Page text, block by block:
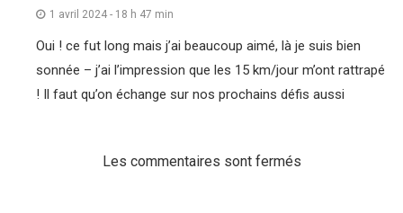
1 avril 2024 - 18 h 47 min
Oui ! ce fut long mais j’ai beaucoup aimé, là je suis bien
sonnée – j’ai l’impression que les 15 km/jour m’ont rattrapé
! Il faut qu’on échange sur nos prochains défis aussi
Les commentaires sont fermés